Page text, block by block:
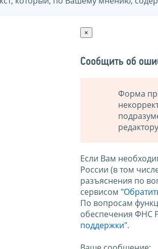
×
Сообщить об
Форма
Если Вам
России (в том
разъяснения по
сервисом
По вопросам
обеспечения ФНС
поддержки".